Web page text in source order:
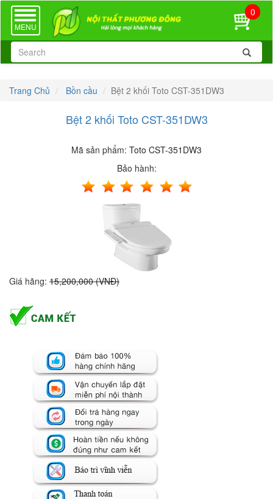
TOGGLE
NAVIGATION
MENU
0
Trang Chủ Bồn cầu Bệt 2 khối Toto CST-351DW3
Bệt 2 khối Toto CST-351DW3
Mã sản phẩm: Toto CST-351DW3
Bảo hành:
Giá hãng: 15,200,000 (VNĐ)